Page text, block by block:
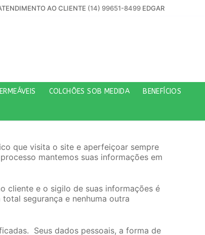
AO CLIENTE (14) 99651-8499 EDGAR
COLCHÕES SOB MEDIDA BENEFÍCIOS
que visita o site e aperfeiçoar sempre
mantemos suas informações em
cliente e o sigilo de suas informações é
segurança e nenhuma outra
Seus dados pessoais, a forma de